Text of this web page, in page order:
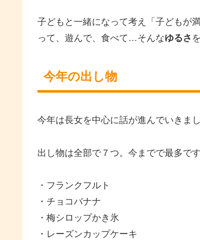
子どもと一緒になって考え「子どもが
って、遊んで、食べて…そんなゆるさ
今年の出し物
今年は長女を中心に話が進んでいきまし
出し物は全部で７つ。今までで最多です
・フランクフルト
・チョコバナナ
・梅シロップかき氷
・レーズンカップケーキ